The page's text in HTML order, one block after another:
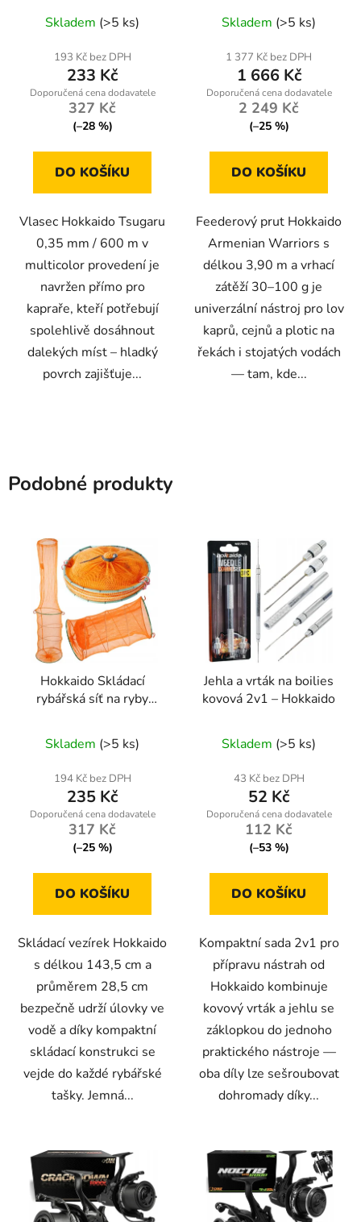
Skladem (>5 ks)
193 Kč bez DPH
233 Kč
327 Kč
(–28 %)
DO KOŠÍKU
Vlasec Hokkaido Tsugaru
0,35 mm / 600 m v
multicolor provedení je
navržen přímo pro
kapraře, kteří potřebují
spolehlivě dosáhnout
dalekých míst – hladký
povrch zajišťuje...
100 g
Skladem (>5 ks)
1 377 Kč bez DPH
1 666 Kč
2 249 Kč
(–25 %)
DO KOŠÍKU
Feederový prut Hokkaido
Armenian Warriors s
délkou 3,90 m a vrhací
zátěží 30–100 g je
univerzální nástroj pro lov
kaprů, cejnů a plotic na
řekách i stojatých vodách
— tam, kde...
Podobné produkty
Hokkaido Skládací
rybářská síť na ryby
hodnocení
produktu
je
5,0
z
hvězdiček.
Skladem (>5 ks)
194 Kč bez DPH
235 Kč
317 Kč
(–25 %)
DO KOŠÍKU
Skládací vezírek Hokkaido
s délkou 143,5 cm a
průměrem 28,5 cm
bezpečně udrží úlovky ve
vodě a díky kompaktní
skládací konstrukci se
vejde do každé rybářské
tašky. Jemná...
Jehla a vrták na boilies
kovová 2v1 – Hokkaido
Skladem (>5 ks)
43 Kč bez DPH
52 Kč
112 Kč
(–53 %)
DO KOŠÍKU
Kompaktní sada 2v1 pro
přípravu nástrah od
Hokkaido kombinuje
kovový vrták a jehlu se
záklopkou do jednoho
praktického nástroje —
oba díly lze sešroubovat
dohromady díky...